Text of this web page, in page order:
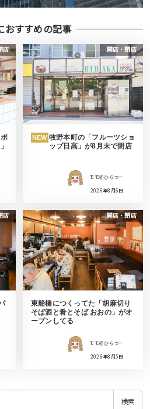
おすすめの記事
店 開店・閉店
NEW 牧野本町の「フルーツショ
ップ日高」が8月末で閉店
モモ＠ひらつー
2026年8月6日
店 開店・閉店
東船橋につくってた「胡麻切り
そば酒と肴とそば おおの」がオ
ープンしてる
モモ＠ひらつー
2026年8月5日
検索